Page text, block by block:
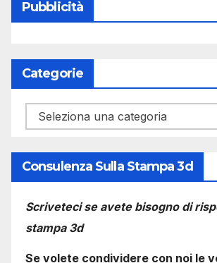
Pubblicità
Categorie
Categorie
Consulenza Sulla Stampa 3d
Scriveteci se avete bisogno di
stampa 3d
Se volete condividere con noi le